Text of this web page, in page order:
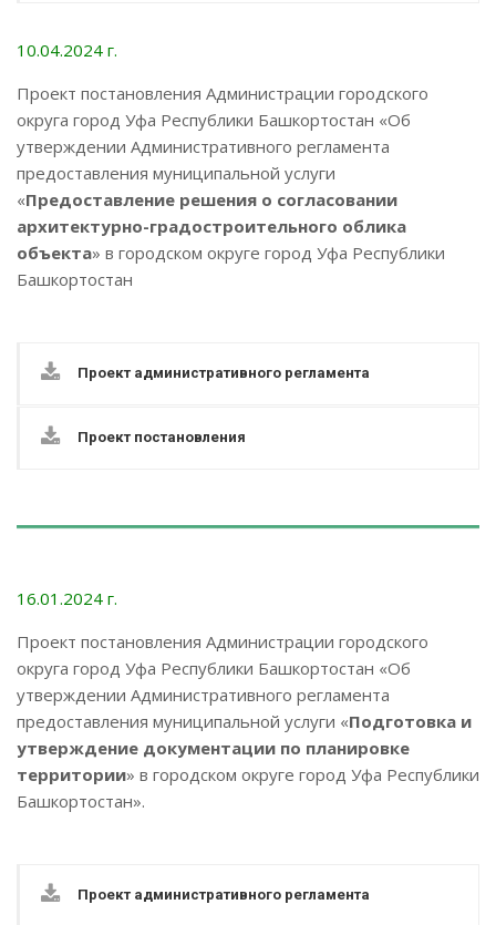
10.04.2024 г.
Проект постановления Администрации городского
округа город Уфа Республики Башкортостан «Об
утверждении Административного регламента
предоставления муниципальной услуги
«Предоставление решения о согласовании
архитектурно-градостроительного облика
объекта» в городском округе город Уфа Республики
Башкортостан
Проект административного регламента
Проект постановления
16.01.2024 г.
Проект постановления Администрации городского
округа город Уфа Республики Башкортостан «Об
утверждении Административного регламента
предоставления муниципальной услуги «Подготовка и
утверждение документации по планировке
территории» в городском округе город Уфа Республики
Башкортостан».
Проект административного регламента